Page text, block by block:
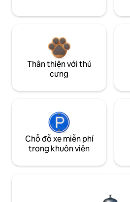
Thân thiện với thú
cưng
Chỗ đỗ xe miễn phí
trong khuôn viên